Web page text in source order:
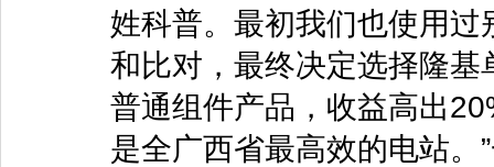
姓科普。最初我们也使用
和比对，最终决定选择隆
普通组件产品，收益高出
是全广西省最高效的电站。